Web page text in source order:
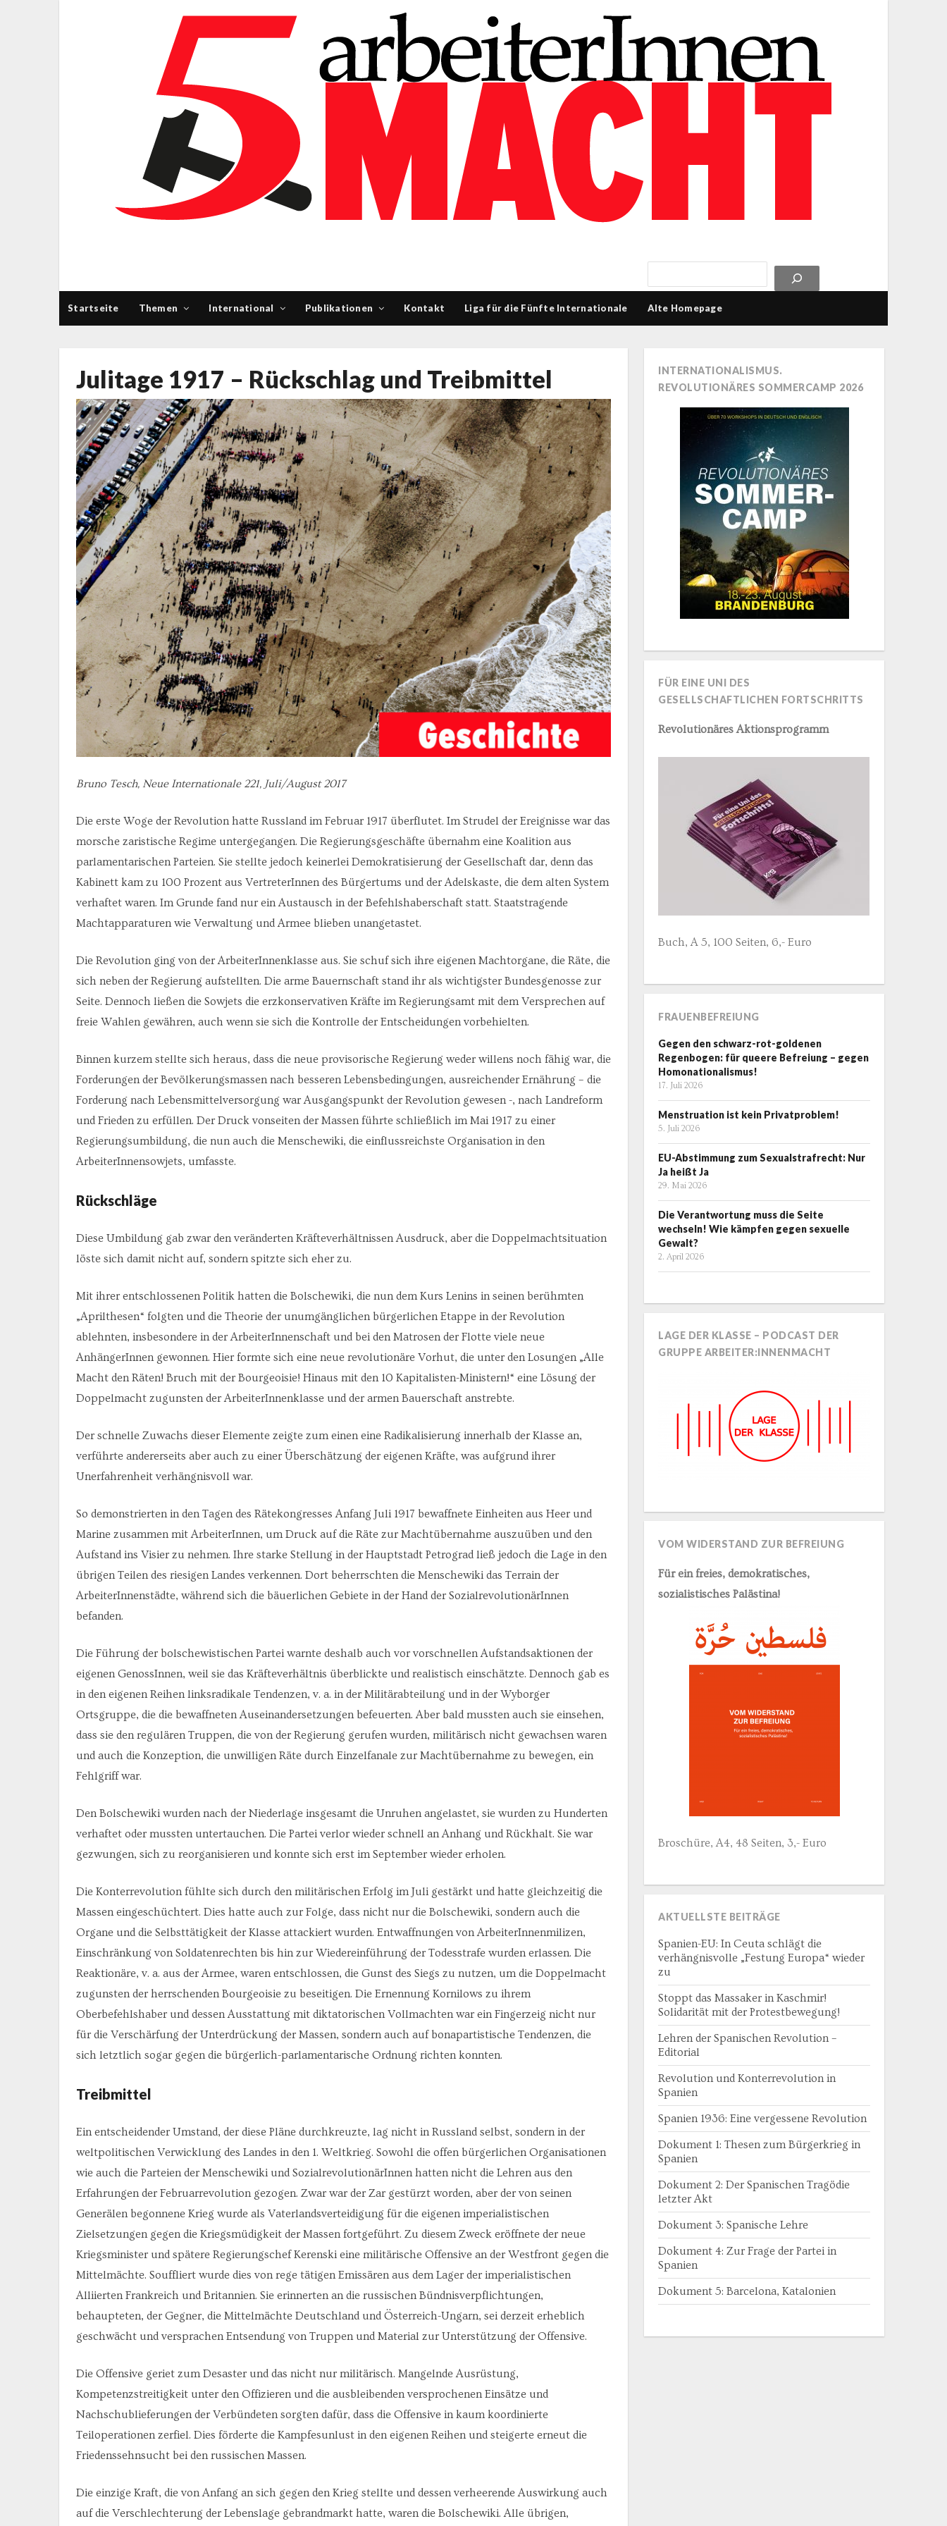
Startseite Themen International Publikationen Kontakt Liga für die Fünfte Internationale Alte Homepage
Julitage 1917 – Rückschlag und Treibmittel
Bruno Tesch, Neue Internationale 221, Juli/August 2017
Die erste Woge der Revolution hatte Russland im Februar 1917 überflutet. Im Strudel der Ereignisse war das
morsche zaristische Regime untergegangen. Die Regierungsgeschäfte übernahm eine Koalition aus
parlamentarischen Parteien. Sie stellte jedoch keinerlei Demokratisierung der Gesellschaft dar, denn das
Kabinett kam zu 100 Prozent aus VertreterInnen des Bürgertums und der Adelskaste, die dem alten System
verhaftet waren. Im Grunde fand nur ein Austausch in der Befehlshaberschaft statt. Staatstragende
Machtapparaturen wie Verwaltung und Armee blieben unangetastet.
Die Revolution ging von der ArbeiterInnenklasse aus. Sie schuf sich ihre eigenen Machtorgane, die Räte, die
sich neben der Regierung aufstellten. Die arme Bauernschaft stand ihr als wichtigster Bundesgenosse zur
Seite. Dennoch ließen die Sowjets die erzkonservativen Kräfte im Regierungsamt mit dem Versprechen auf
freie Wahlen gewähren, auch wenn sie sich die Kontrolle der Entscheidungen vorbehielten.
Binnen kurzem stellte sich heraus, dass die neue provisorische Regierung weder willens noch fähig war, die
Forderungen der Bevölkerungsmassen nach besseren Lebensbedingungen, ausreichender Ernährung – die
Forderung nach Lebensmittelversorgung war Ausgangspunkt der Revolution gewesen -, nach Landreform
und Frieden zu erfüllen. Der Druck vonseiten der Massen führte schließlich im Mai 1917 zu einer
Regierungsumbildung, die nun auch die Menschewiki, die einflussreichste Organisation in den
ArbeiterInnensowjets, umfasste.
Rückschläge
Diese Umbildung gab zwar den veränderten Kräfteverhältnissen Ausdruck, aber die Doppelmachtsituation
löste sich damit nicht auf, sondern spitzte sich eher zu.
Mit ihrer entschlossenen Politik hatten die Bolschewiki, die nun dem Kurs Lenins in seinen berühmten
„Aprilthesen“ folgten und die Theorie der unumgänglichen bürgerlichen Etappe in der Revolution
ablehnten, insbesondere in der ArbeiterInnenschaft und bei den Matrosen der Flotte viele neue
AnhängerInnen gewonnen. Hier formte sich eine neue revolutionäre Vorhut, die unter den Losungen „Alle
Macht den Räten! Bruch mit der Bourgeoisie! Hinaus mit den 10 Kapitalisten-Ministern!“ eine Lösung der
Doppelmacht zugunsten der ArbeiterInnenklasse und der armen Bauerschaft anstrebte.
Der schnelle Zuwachs dieser Elemente zeigte zum einen eine Radikalisierung innerhalb der Klasse an,
verführte andererseits aber auch zu einer Überschätzung der eigenen Kräfte, was aufgrund ihrer
Unerfahrenheit verhängnisvoll war.
So demonstrierten in den Tagen des Rätekongresses Anfang Juli 1917 bewaffnete Einheiten aus Heer und
Marine zusammen mit ArbeiterInnen, um Druck auf die Räte zur Machtübernahme auszuüben und den
Aufstand ins Visier zu nehmen. Ihre starke Stellung in der Hauptstadt Petrograd ließ jedoch die Lage in den
übrigen Teilen des riesigen Landes verkennen. Dort beherrschten die Menschewiki das Terrain der
ArbeiterInnenstädte, während sich die bäuerlichen Gebiete in der Hand der SozialrevolutionärInnen
befanden.
Die Führung der bolschewistischen Partei warnte deshalb auch vor vorschnellen Aufstandsaktionen der
eigenen GenossInnen, weil sie das Kräfteverhältnis überblickte und realistisch einschätzte. Dennoch gab es
in den eigenen Reihen linksradikale Tendenzen, v. a. in der Militärabteilung und in der Wyborger
Ortsgruppe, die die bewaffneten Auseinandersetzungen befeuerten. Aber bald mussten auch sie einsehen,
dass sie den regulären Truppen, die von der Regierung gerufen wurden, militärisch nicht gewachsen waren
und auch die Konzeption, die unwilligen Räte durch Einzelfanale zur Machtübernahme zu bewegen, ein
Fehlgriff war.
Den Bolschewiki wurden nach der Niederlage insgesamt die Unruhen angelastet, sie wurden zu Hunderten
verhaftet oder mussten untertauchen. Die Partei verlor wieder schnell an Anhang und Rückhalt. Sie war
gezwungen, sich zu reorganisieren und konnte sich erst im September wieder erholen.
Die Konterrevolution fühlte sich durch den militärischen Erfolg im Juli gestärkt und hatte gleichzeitig die
Massen eingeschüchtert. Dies hatte auch zur Folge, dass nicht nur die Bolschewiki, sondern auch die
Organe und die Selbsttätigkeit der Klasse attackiert wurden. Entwaffnungen von ArbeiterInnenmilizen,
Einschränkung von Soldatenrechten bis hin zur Wiedereinführung der Todesstrafe wurden erlassen. Die
Reaktionäre, v. a. aus der Armee, waren entschlossen, die Gunst des Siegs zu nutzen, um die Doppelmacht
zugunsten der herrschenden Bourgeoisie zu beseitigen. Die Ernennung Kornilows zu ihrem
Oberbefehlshaber und dessen Ausstattung mit diktatorischen Vollmachten war ein Fingerzeig nicht nur
für die Verschärfung der Unterdrückung der Massen, sondern auch auf bonapartistische Tendenzen, die
sich letztlich sogar gegen die bürgerlich-parlamentarische Ordnung richten konnten.
Treibmittel
Ein entscheidender Umstand, der diese Pläne durchkreuzte, lag nicht in Russland selbst, sondern in der
weltpolitischen Verwicklung des Landes in den 1. Weltkrieg. Sowohl die offen bürgerlichen Organisationen
wie auch die Parteien der Menschewiki und SozialrevolutionärInnen hatten nicht die Lehren aus den
Erfahrungen der Februarrevolution gezogen. Zwar war der Zar gestürzt worden, aber der von seinen
Generälen begonnene Krieg wurde als Vaterlandsverteidigung für die eigenen imperialistischen
Zielsetzungen gegen die Kriegsmüdigkeit der Massen fortgeführt. Zu diesem Zweck eröffnete der neue
Kriegsminister und spätere Regierungschef Kerenski eine militärische Offensive an der Westfront gegen die
Mittelmächte. Souffliert wurde dies von rege tätigen Emissären aus dem Lager der imperialistischen
Alliierten Frankreich und Britannien. Sie erinnerten an die russischen Bündnisverpflichtungen,
behaupteten, der Gegner, die Mittelmächte Deutschland und Österreich-Ungarn, sei derzeit erheblich
geschwächt und versprachen Entsendung von Truppen und Material zur Unterstützung der Offensive.
Die Offensive geriet zum Desaster und das nicht nur militärisch. Mangelnde Ausrüstung,
Kompetenzstreitigkeit unter den Offizieren und die ausbleibenden versprochenen Einsätze und
Nachschublieferungen der Verbündeten sorgten dafür, dass die Offensive in kaum koordinierte
Teiloperationen zerfiel. Dies förderte die Kampfesunlust in den eigenen Reihen und steigerte erneut die
Friedenssehnsucht bei den russischen Massen.
Die einzige Kraft, die von Anfang an sich gegen den Krieg stellte und dessen verheerende Auswirkung auch
auf die Verschlechterung der Lebenslage gebrandmarkt hatte, waren die Bolschewiki. Alle übrigen,
INTERNATIONALISMUS.
REVOLUTIONÄRES SOMMERCAMP 2026
FÜR EINE UNI DES
GESELLSCHAFTLICHEN FORTSCHRITTS
Revolutionäres Aktionsprogramm
Buch, A 5, 100 Seiten, 6,- Euro
FRAUENBEFREIUNG
Gegen den schwarz-rot-goldenen
Regenbogen: für queere Befreiung – gegen
Homonationalismus!
17. Juli 2026
Menstruation ist kein Privatproblem!
5. Juli 2026
EU-Abstimmung zum Sexualstrafrecht: Nur
Ja heißt Ja
29. Mai 2026
Die Verantwortung muss die Seite
wechseln! Wie kämpfen gegen sexuelle
Gewalt?
2. April 2026
LAGE DER KLASSE – PODCAST DER
GRUPPE ARBEITER:INNENMACHT
VOM WIDERSTAND ZUR BEFREIUNG
Für ein freies, demokratisches,
sozialistisches Palästina!
Broschüre, A4, 48 Seiten, 3,- Euro
AKTUELLSTE BEITRÄGE
Spanien-EU: In Ceuta schlägt die
verhängnisvolle „Festung Europa“ wieder
zu
Stoppt das Massaker in Kaschmir!
Solidarität mit der Protestbewegung!
Lehren der Spanischen Revolution –
Editorial
Revolution und Konterrevolution in
Spanien
Spanien 1936: Eine vergessene Revolution
Dokument 1: Thesen zum Bürgerkrieg in
Spanien
Dokument 2: Der Spanischen Tragödie
letzter Akt
Dokument 3: Spanische Lehre
Dokument 4: Zur Frage der Partei in
Spanien
Dokument 5: Barcelona, Katalonien